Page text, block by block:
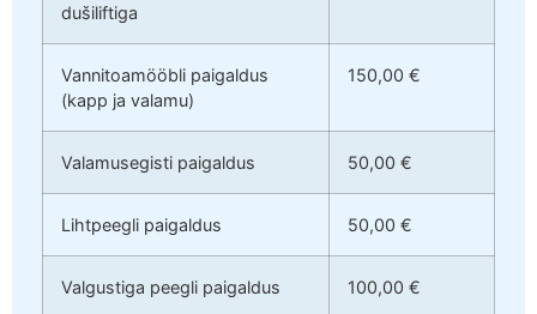
dušiliftiga
Vannitoamööbli paigaldus
(kapp ja valamu)
150,00 €
Valamusegisti paigaldus 50,00 €
Lihtpeegli paigaldus 50,00 €
Valgustiga peegli paigaldus 100,00 €